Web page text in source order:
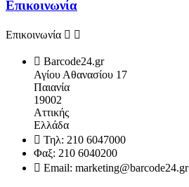
Επικοινωνία
Επικοινωνία  
 Barcode24.gr
Αγίου Αθανασίου 17
Παιανία
19002
Αττικής
Ελλάδα
 Τηλ: 210 6047000
Φαξ: 210 6040200
 Email: marketing@barcode24.gr